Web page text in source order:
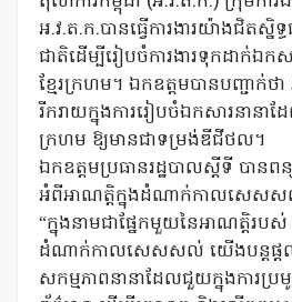
អ.វ.ត.ក.បានធ្វើការងារយ៉ាងជិតស្និ
ជាតិដើម្បីរៀបចំការងារទុកដាក់ឯ
ខ្មែរក្រហម។ ឯកឧត្តមបានបញ្ជាក់ថ
រីករាយក្នុងការរៀបចំឯកសារនានា
ក្រហម ឱ្យមានជាទម្រង់ឌីជីថល។
ឯកឧត្តមប្រធានរដ្ឋបាលស្តីទី បាន
អំពីអាណត្តិក្នុងដំណាក់កាលសេសស
“ក្នុងនាមជាផ្នែកមួយនៃអាណត្តិរប
ដំណាក់កាលសេសសល់ យើងបន្តផ្ត
សកម្មភាពនានាដែលជួយក្នុងការប្រ